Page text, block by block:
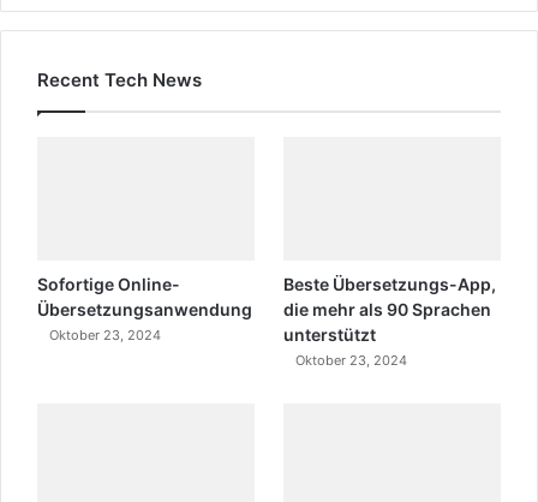
Recent Tech News
Sofortige Online-
Übersetzungsanwendung
Oktober 23, 2024
Beste Übersetzungs-App,
die mehr als 90 Sprachen
unterstützt
Oktober 23, 2024